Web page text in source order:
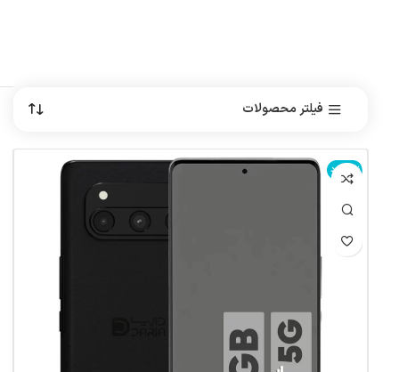
فیلتر محصولات
ناموجود